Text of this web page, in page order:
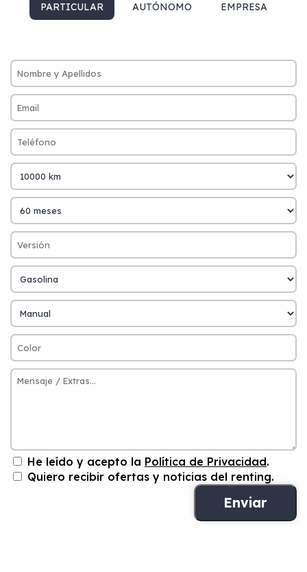
PARTICULAR AUTÓNOMO EMPRESA
He leído y acepto la Política de Privacidad.
Quiero recibir ofertas y noticias del renting.